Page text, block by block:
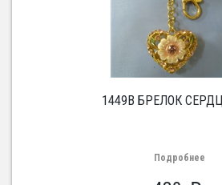
1449B БРЕЛОК
Подробнее